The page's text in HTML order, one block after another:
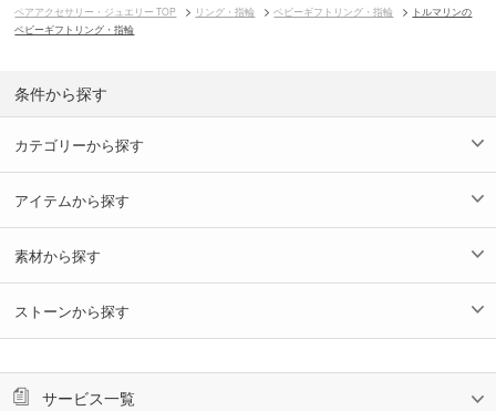
ペアアクセサリー・ジュエリー TOP リング・指輪 ベビーギフトリング・指輪
トルマリンの
ベビーギフトリング・指輪
条件から探す
カテゴリーから探す
アイテムから探す
素材から探す
ストーンから探す
サービス一覧